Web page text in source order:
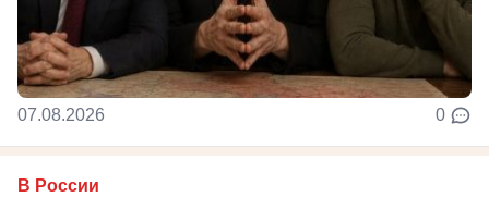
07.08.2026 0
В России